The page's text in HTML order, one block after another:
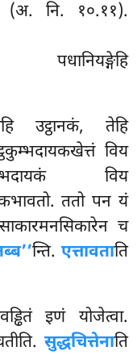
(अ. नि. १०.११).
पधानियङ्गेहि
उट्ठानकं, तेहि
विय
विय
ततो पन यं
च
न्ति. एत्तावताति
इणं योजेत्वा.
सुद्धचित्तेनाति